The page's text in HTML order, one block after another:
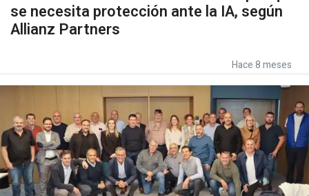
se necesita protección ante la IA, según
Allianz Partners
Hace 8 meses